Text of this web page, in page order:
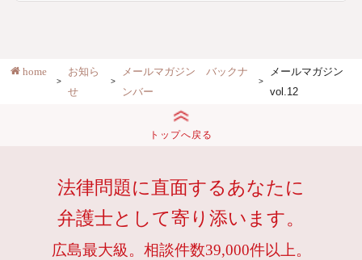
home
お知ら
せ
メールマガジン バックナ
ンバー
メールマガジン
vol.12
トップへ戻る
法律問題に直面するあなたに
弁護士として寄り添います。
広島最大級。相談件数39,000件以上。